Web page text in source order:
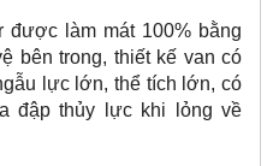
làm mát 100% bằng
bên trong, thiết kế van có
lực lớn, thể tích lớn, có
đập thủy lực khi lỏng về